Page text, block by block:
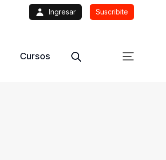
Ingresar Suscribite
Cursos